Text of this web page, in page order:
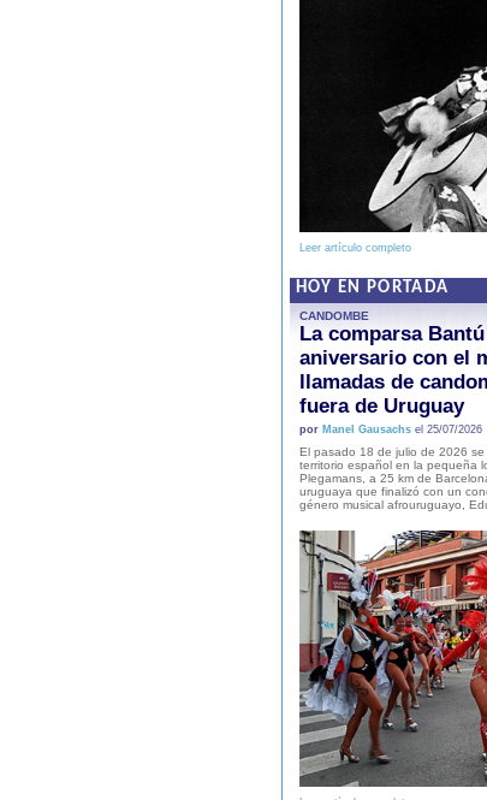
Leer artículo completo
HOY EN PORTADA
CANDOMBE
La comparsa
aniversario con el
llamadas de
fuera de Uruguay
por Manel Gausachsel 25/07/2026
El pasado 18 de julio de 2026
territorio español en la pequeña
Plegamans, a 25 km de
uruguaya que finalizó con un
género musical afrouruguayo,